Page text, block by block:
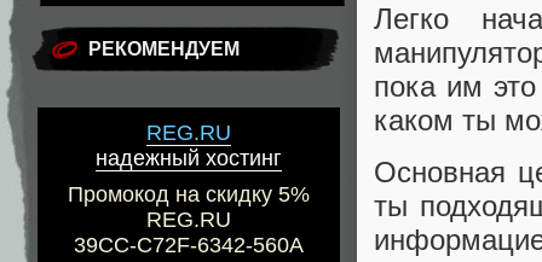
РЕКОМЕНДУЕМ
REG.RU
надежный хостинг
Промокод на скидку 5%
REG.RU
39CC-C72F-6342-560A
Легко
пока им
каком ты
Основная
ты